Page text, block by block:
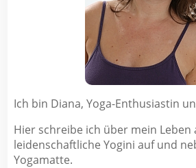
Ich bin Diana, Yoga-Enthusiastin
Hier schreibe ich über mein Leben
leidenschaftliche Yogini auf und
Yogamatte.